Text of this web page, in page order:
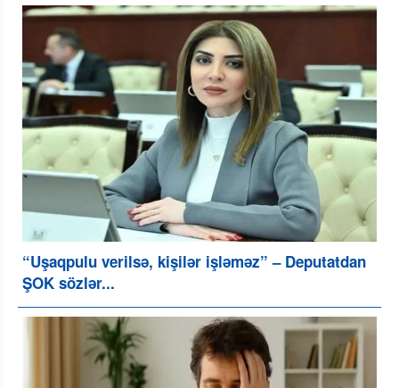
“Uşaqpulu verilsə, kişilər işləməz” – Deputatdan
ŞOK sözlər...